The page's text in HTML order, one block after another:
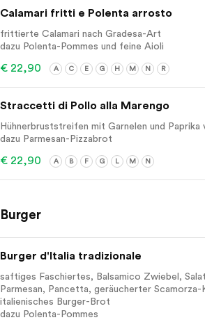
Calamari fritti e Polenta arrosto
frittierte Calamari nach Gradesa-Art
dazu Polenta-Pommes und feine Aioli
€ 22,90 A C E G H M N R
Straccetti di Pollo alla Marengo
Hühnerbruststreifen mit Garnelen und Paprika
dazu Parmesan-Pizzabrot
€ 22,90 A B F G L M N
Burger
Burger d'Italia tradizionale
saftiges Faschiertes, Balsamico Zwiebel,
Parmesan, Pancetta, geräucherter Scamorza-
italienisches Burger-Brot
dazu Polenta-Pommes